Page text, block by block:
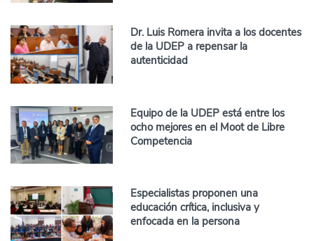
Dr. Luis Romera invita a los docentes
de la UDEP a repensar la
autenticidad
Equipo de la UDEP está entre los
ocho mejores en el Moot de Libre
Competencia
Especialistas proponen una
educación crítica, inclusiva y
enfocada en la persona